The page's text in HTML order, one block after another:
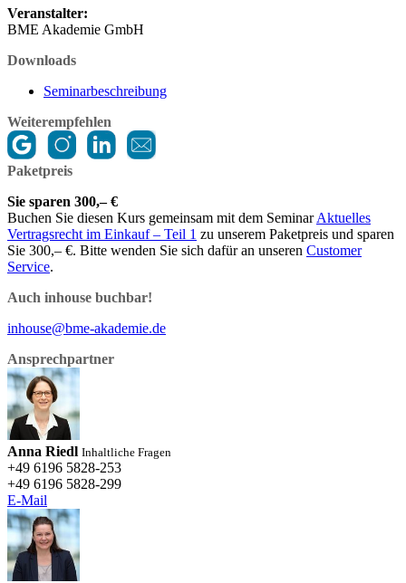
Veranstalter:
BME Akademie GmbH
Downloads
Seminarbeschreibung
Weiterempfehlen
Paketpreis
Sie sparen 300,– €
Buchen Sie diesen Kurs gemeinsam mit dem SeminarAktuelles
Vertragsrecht im Einkauf – Teil 1 zu unserem Paketpreis und sparen
Sie 300,– €. Bitte wenden Sie sich dafür an unseren Customer
Service.
Auch inhouse buchbar!
inhouse@bme-akademie.de
Ansprechpartner
Anna Riedl Inhaltliche Fragen
+49 6196 5828-253
+49 6196 5828-299
E-Mail